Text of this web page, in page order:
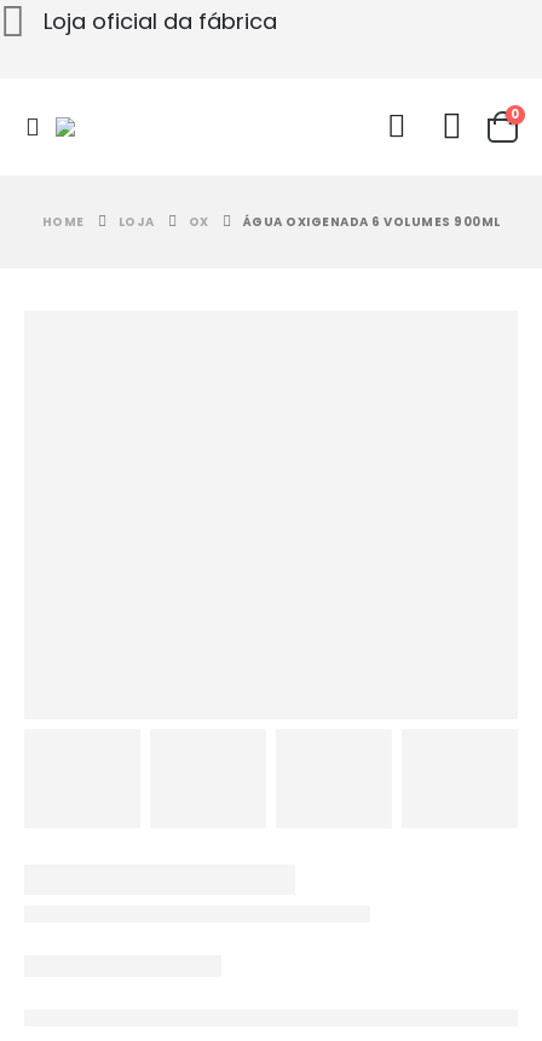
Loja oficial da fábrica
0
HOME LOJA OX ÁGUA OXIGENADA 6 VOLUMES 900ML